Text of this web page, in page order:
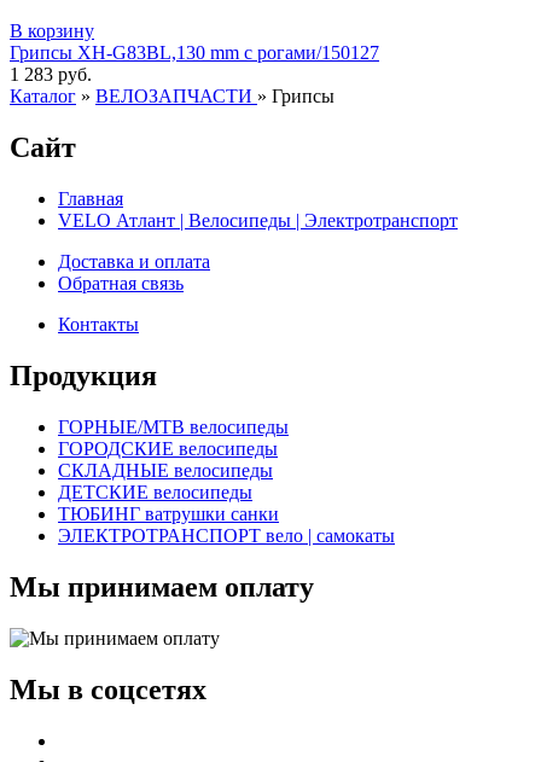
В корзину
Грипсы XH-G83BL,130 mm с рогами/150127
1 283 руб.
Каталог » ВЕЛОЗАПЧАСТИ » Грипсы
Сайт
Главная
VELO Атлант | Велосипеды | Электротранспорт
Доставка и оплата
Обратная связь
Контакты
Продукция
ГОРНЫЕ/MTB велосипеды
ГОРОДСКИЕ велосипеды
СКЛАДНЫЕ велосипеды
ДЕТСКИЕ велосипеды
ТЮБИНГ ватрушки санки
ЭЛЕКТРОТРАНСПОРТ вело | самокаты
Мы принимаем оплату
Мы в соцсетях